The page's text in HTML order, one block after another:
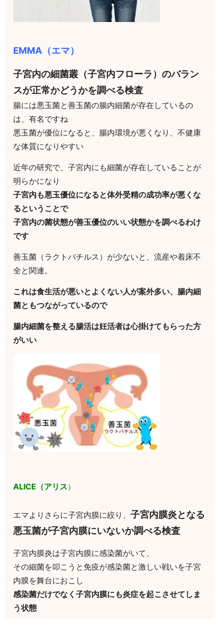
EMMA（エマ）
子宮内の細菌叢（子宮内フローラ）のバラン
スが正常かどうかを調べる検査
腸には悪玉菌と善玉菌の腸内細菌が存在しているの
は、有名ですね
悪玉菌が優位になると、腸内環境が悪くなり、不健康
な体質になりやすい
近年の研究で、子宮内にも細菌が存在していることが
明らかになり
子宮内も悪玉優位になると体外受精の成功率が悪くな
るということで
子宮内の菌状態が善玉優位のいい状態かを調べるわけ
です
善玉菌（ラクトバチルス）が少ないと、流産や着床不
全と関連。
これは食生活が悪いとよくない人が案外多い、腸内細
菌ともつながっているので
腸内細菌を整える腸活は妊活者は心掛けてもらった方
がいい
ALICE（アリス）
エマよりさらに子宮内膜に絞り、子宮内膜炎となる
悪玉菌が子宮内膜にいないか調べる検査
子宮内膜炎は子宮内膜に感染菌がいて、
その細菌を叩こうと免疫が感染菌と激しい戦いを子宮
内膜を舞台におこし
感染菌だけでなく子宮内膜にも炎症を起こさせてしま
う状態